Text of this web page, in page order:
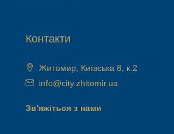
Контакти
Житомир, Київська 8, к.2
info@city.zhitomir.ua
Зв'яжіться з нами